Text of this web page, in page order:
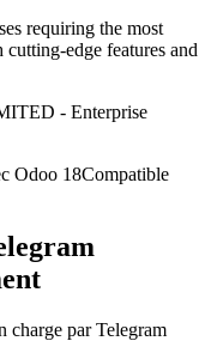
requiring the most
edge features and
- Enterprise
Odoo 18Compatible
charge par Telegram